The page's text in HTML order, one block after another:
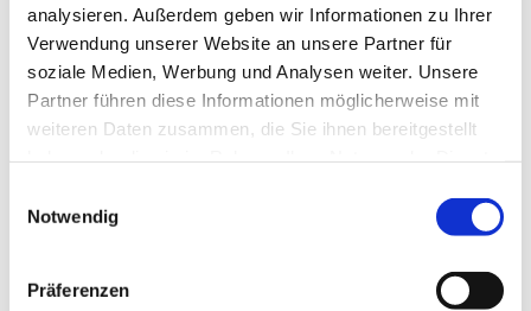
analysieren. Außerdem geben wir Informationen zu Ihrer
Verwendung unserer Website an unsere Partner für
soziale Medien, Werbung und Analysen weiter. Unsere
Partner führen diese Informationen möglicherweise mit
weiteren Daten zusammen, die Sie ihnen bereitgestellt
Cookies, wenn Sie unsere Webseite weiterhin nutzen.
Notwendig
Präferenzen
Veranstaltung ihre erste gemeinschaftliche
Produktion auf VINYL vor. Ein
unvergleichlicher, sprachgewaltiger,
geheimnisvoller, literarisch-musikalischer
Abend erwartet Sie!
– Website Autor*in